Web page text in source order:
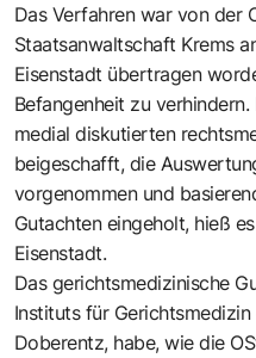
Das Verfahren war von der
Staatsanwaltschaft Krems
Eisenstadt übertragen
Befangenheit zu
medial diskutierten
beigeschafft, die
vorgenommen und
Gutachten eingeholt, hieß
Eisenstadt.
Das gerichtsmedizinische
Instituts für
Doberentz, habe, wie die